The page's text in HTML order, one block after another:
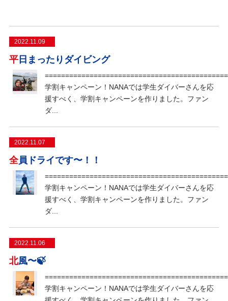
2022.11.09
平日まったりダイビング
学割キャンペーン！NANAでは学生ダイバーさんを応
援すべく、学割キャンペーンを作りました。ファン
ダ...
2022.11.07
全員ドライです〜！！
学割キャンペーン！NANAでは学生ダイバーさんを応
援すべく、学割キャンペーンを作りました。ファン
ダ...
2022.11.06
北風〜🍃
学割キャンペーン！NANAでは学生ダイバーさんを応